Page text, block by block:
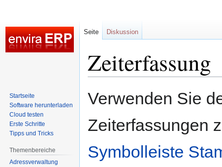
Zeiterfassung
Navigation
Suche
Verwenden Sie
Zeiterfassungen
Symbolleiste
Seite Diskussion
Startseite
Software herunterladen
Cloud testen
Erste Schritte
Tipps und Tricks
Themenbereiche
Adressverwaltung